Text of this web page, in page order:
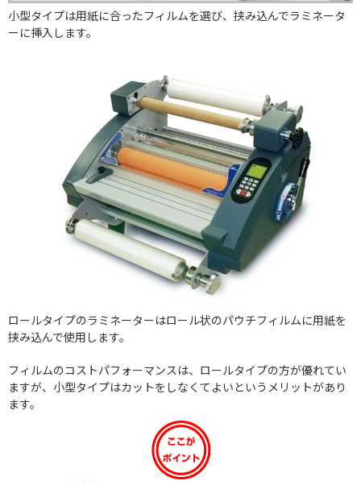
小型タイプは用紙に合ったフィルムを選び、挟み込んでラミネータ
ーに挿入します。
ロールタイプのラミネーターはロール状のパウチフィルムに用紙を
挟み込んで使用します。
フィルムのコストパフォーマンスは、ロールタイプの方が優れてい
ますが、小型タイプはカットをしなくてよいというメリットがあり
ます。